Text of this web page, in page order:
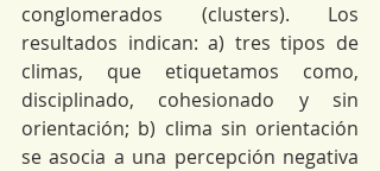
conglomerados (clusters). Los
resultados indican: a) tres tipos de
climas, que etiquetamos como,
disciplinado, cohesionado y sin
orientación; b) clima sin orientación
se asocia a una percepción negativa